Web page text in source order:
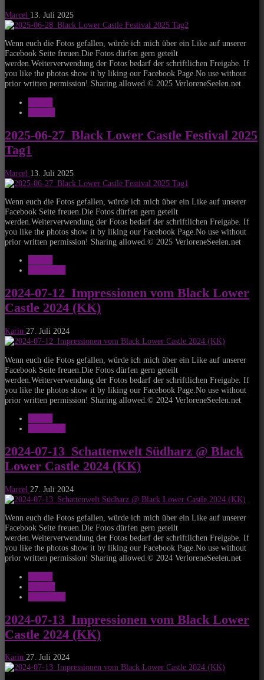
Marcel 13. Juli 2025
Wenn euch die Fotos gefallen, würde ich mich über ein Like auf unserer
Facebook Seite freuen.Die Fotos dürfen gern geteilt
werden.Weiterverwendung der Fotos bedarf der schriftlichen Freigabe. If
you like the photos show it by liking our Facebook Page.No use without
prior written permission! Sharing allowed.© 2025 VerloreneSeelen.net
2025-06-27_Black Lower Castle Festival 2025
Tag1
Marcel 13. Juli 2025
Wenn euch die Fotos gefallen, würde ich mich über ein Like auf unserer
Facebook Seite freuen.Die Fotos dürfen gern geteilt
werden.Weiterverwendung der Fotos bedarf der schriftlichen Freigabe. If
you like the photos show it by liking our Facebook Page.No use without
prior written permission! Sharing allowed.© 2025 VerloreneSeelen.net
2024-07-12_Impressionen vom Black Lower
Castle 2024 (KK)
Karin 27. Juli 2024
Wenn euch die Fotos gefallen, würde ich mich über ein Like auf unserer
Facebook Seite freuen.Die Fotos dürfen gern geteilt
werden.Weiterverwendung der Fotos bedarf der schriftlichen Freigabe. If
you like the photos show it by liking our Facebook Page.No use without
prior written permission! Sharing allowed.© 2024 VerloreneSeelen.net
2024-07-13_Schattenwelt Südharz @ Black
Lower Castle 2024 (KK)
Marcel 27. Juli 2024
Wenn euch die Fotos gefallen, würde ich mich über ein Like auf unserer
Facebook Seite freuen.Die Fotos dürfen gern geteilt
werden.Weiterverwendung der Fotos bedarf der schriftlichen Freigabe. If
you like the photos show it by liking our Facebook Page.No use without
prior written permission! Sharing allowed.© 2024 VerloreneSeelen.net
2024-07-13_Impressionen vom Black Lower
Castle 2024 (KK)
Karin 27. Juli 2024